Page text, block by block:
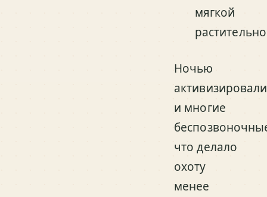
мягкой
Ночью
и многие
что делало
охоту
менее